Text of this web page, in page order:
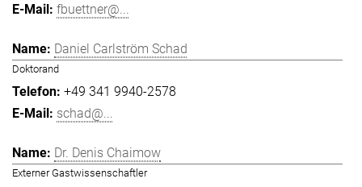
fbuettner@...
Daniel Carlström Schad
Doktorand
+49 341 9940-2578
schad@...
Dr. Denis Chaimow
Externer Gastwissenschaftler